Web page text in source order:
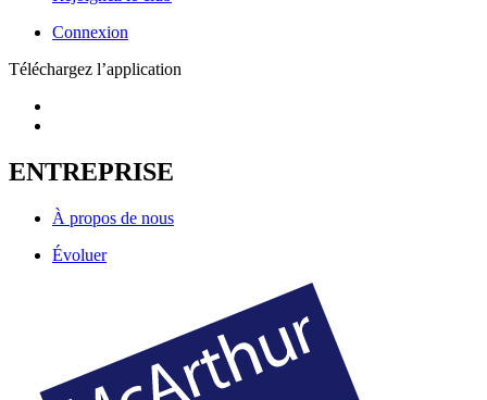
Connexion
Téléchargez l’application
ENTREPRISE
À propos de nous
Évoluer